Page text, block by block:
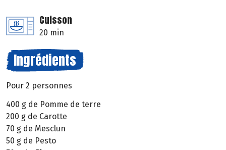
Cuisson
20 min
Ingrédients
Pour 2 personnes
400 g de Pomme de terre
200 g de Carotte
70 g de Mesclun
50 g de Pesto